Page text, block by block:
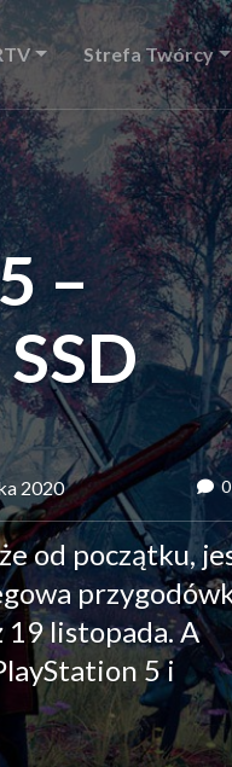
Strefa Twórcy
–
2020 0
od początku,
listopada. A
5 i